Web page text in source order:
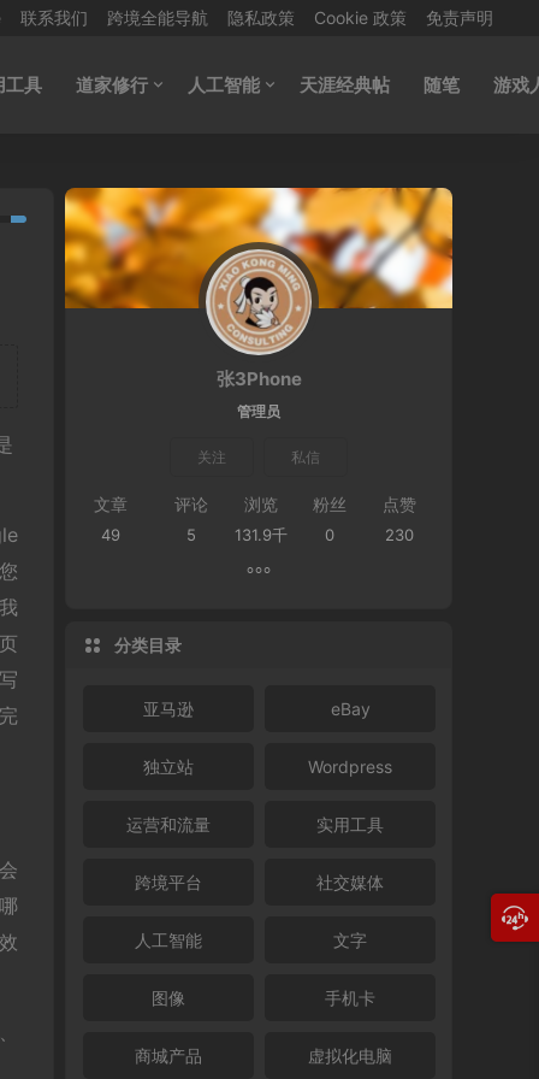
联系我们 跨境全能导航 隐私政策 Cookie 政策 免责声明
工具 道家修行 人工智能 天涯经典帖 随笔 游戏
张3Phone
管理员
关注 私信
文章
49
评论
5
浏览
131.9千
粉丝
0
点赞
230
分类目录
亚马逊 eBay
独立站 Wordpress
运营和流量 实用工具
跨境平台 社交媒体
人工智能 文字
图像 手机卡
商城产品 虚拟化电脑